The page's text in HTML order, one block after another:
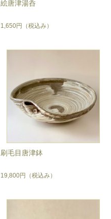
絵唐津湯呑
1,650円 （税込み）
刷毛目唐津鉢
19,800円 （税込み）